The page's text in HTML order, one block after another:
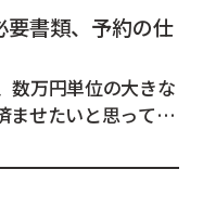
書類、予約の仕
数万円単位の大きな
ませたいと思ってい
という選択肢がある